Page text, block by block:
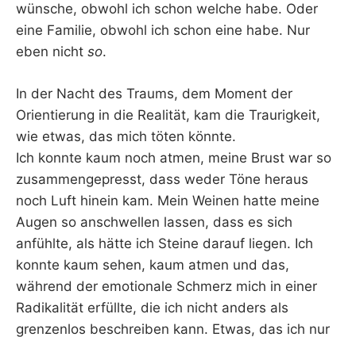
wünsche, obwohl ich schon welche habe. Oder
eine Familie, obwohl ich schon eine habe. Nur
eben nicht so.
In der Nacht des Traums, dem Moment der
Orientierung in die Realität, kam die Traurigkeit,
wie etwas, das mich töten könnte.
Ich konnte kaum noch atmen, meine Brust war so
zusammengepresst, dass weder Töne heraus
noch Luft hinein kam. Mein Weinen hatte meine
Augen so anschwellen lassen, dass es sich
anfühlte, als hätte ich Steine darauf liegen. Ich
konnte kaum sehen, kaum atmen und das,
während der emotionale Schmerz mich in einer
Radikalität erfüllte, die ich nicht anders als
grenzenlos beschreiben kann. Etwas, das ich nur